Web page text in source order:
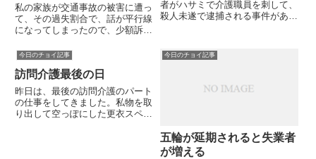
私の家族が交通事故の被害に遭っ
て、その過失割合で、話が平行線
になってしまったので、少額訴訟
手続きをするために、今日はこれ
す。はじめてのことなので、分か
らないことだらけですが、簡易裁
判...
者がハサミで介護職員を刺して、
殺人未遂で逮捕される事件があり
利用者が職員に暴力をふるって報
道されるのは珍しいです。この介
今日のチョイ記事
訪問介護最後の日
昨日は、最後の訪問介護のパート
の仕事をしてきました。私物を取
り出して空っぽにした更衣スペー
今日のチョイ記事
五輪が延期されると失業者
が増える